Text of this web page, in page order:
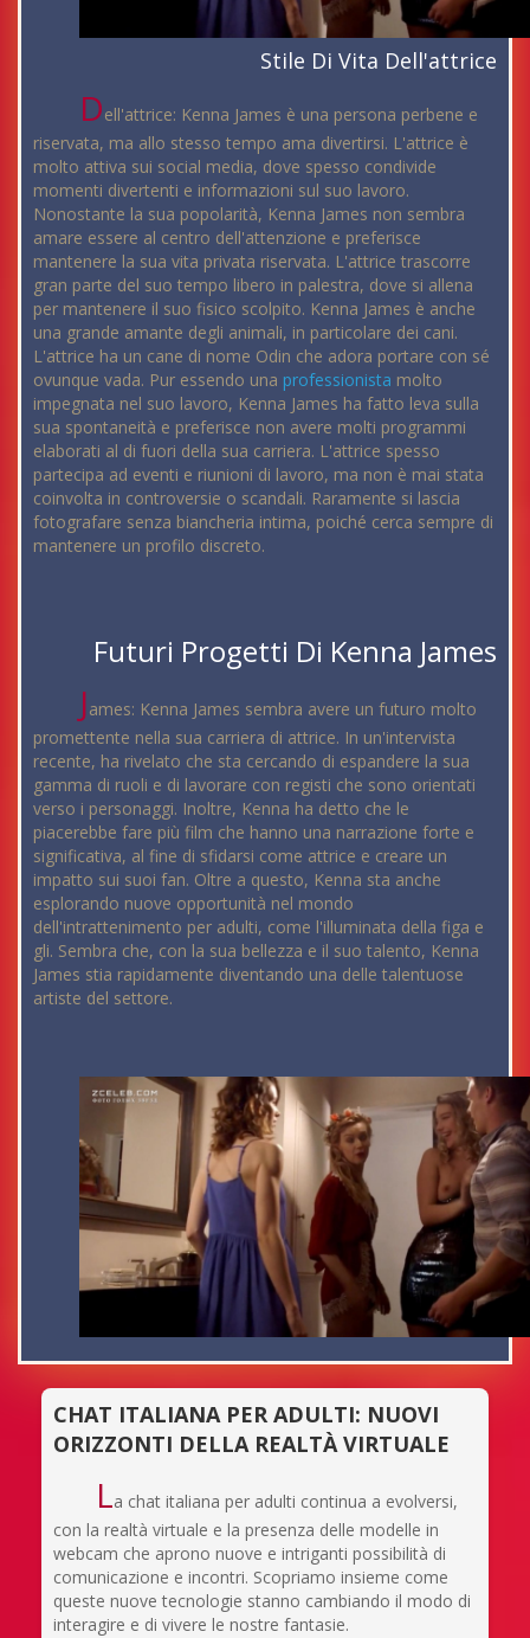
Stile Di Vita Dell'attrice
Dell'attrice: Kenna James è una persona perbene e
riservata, ma allo stesso tempo ama divertirsi. L'attrice è
molto attiva sui social media, dove spesso condivide
momenti divertenti e informazioni sul suo lavoro.
Nonostante la sua popolarità, Kenna James non sembra
amare essere al centro dell'attenzione e preferisce
mantenere la sua vita privata riservata. L'attrice trascorre
gran parte del suo tempo libero in palestra, dove si allena
per mantenere il suo fisico scolpito. Kenna James è anche
una grande amante degli animali, in particolare dei cani.
L'attrice ha un cane di nome Odin che adora portare con sé
ovunque vada. Pur essendo una professionista molto
impegnata nel suo lavoro, Kenna James ha fatto leva sulla
sua spontaneità e preferisce non avere molti programmi
elaborati al di fuori della sua carriera. L'attrice spesso
partecipa ad eventi e riunioni di lavoro, ma non è mai stata
coinvolta in controversie o scandali. Raramente si lascia
fotografare senza biancheria intima, poiché cerca sempre di
mantenere un profilo discreto.
Futuri Progetti Di Kenna James
James: Kenna James sembra avere un futuro molto
promettente nella sua carriera di attrice. In un'intervista
recente, ha rivelato che sta cercando di espandere la sua
gamma di ruoli e di lavorare con registi che sono orientati
verso i personaggi. Inoltre, Kenna ha detto che le
piacerebbe fare più film che hanno una narrazione forte e
significativa, al fine di sfidarsi come attrice e creare un
impatto sui suoi fan. Oltre a questo, Kenna sta anche
esplorando nuove opportunità nel mondo
dell'intrattenimento per adulti, come l'illuminata della figa e
gli. Sembra che, con la sua bellezza e il suo talento, Kenna
James stia rapidamente diventando una delle talentuose
artiste del settore.
CHAT ITALIANA PER ADULTI: NUOVI
ORIZZONTI DELLA REALTÀ VIRTUALE
La chat italiana per adulti continua a evolversi,
con la realtà virtuale e la presenza delle modelle in
webcam che aprono nuove e intriganti possibilità di
comunicazione e incontri. Scopriamo insieme come
queste nuove tecnologie stanno cambiando il modo di
interagire e di vivere le nostre fantasie.